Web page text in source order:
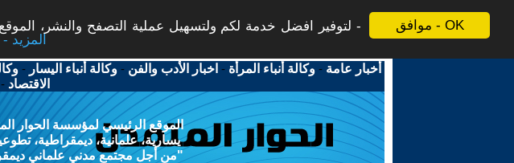
موافق - OK
لتوفير افضل خدمة لكم ولتسهيل عملية التصفح والنشر،
More info - المزيد
أخبار عامة -وكالة أنباء المرأة - اخبار الأدب والفن -وكالة أنباء اليسار -
الاقتصاد -
الموقع الرئيسي لمؤسسة الحوار
يسارية، علمانية، ديمقراطية،
"من أجل مجتمع مدني علماني